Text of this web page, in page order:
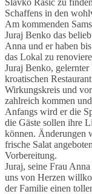
Schaffens in den
Am kommenden
Juraj Benko das
Anna und er haben
das Lokal zu
Juraj Benko,
kroatischen
Wirkungskreis und
zahlreich kommen
Anfangs wird er die
die Gäste sollen ihre
können. Änderungen
frische Salat
Vorbereitung.
Juraj, seine Frau
uns von Herzen
der Familie einen